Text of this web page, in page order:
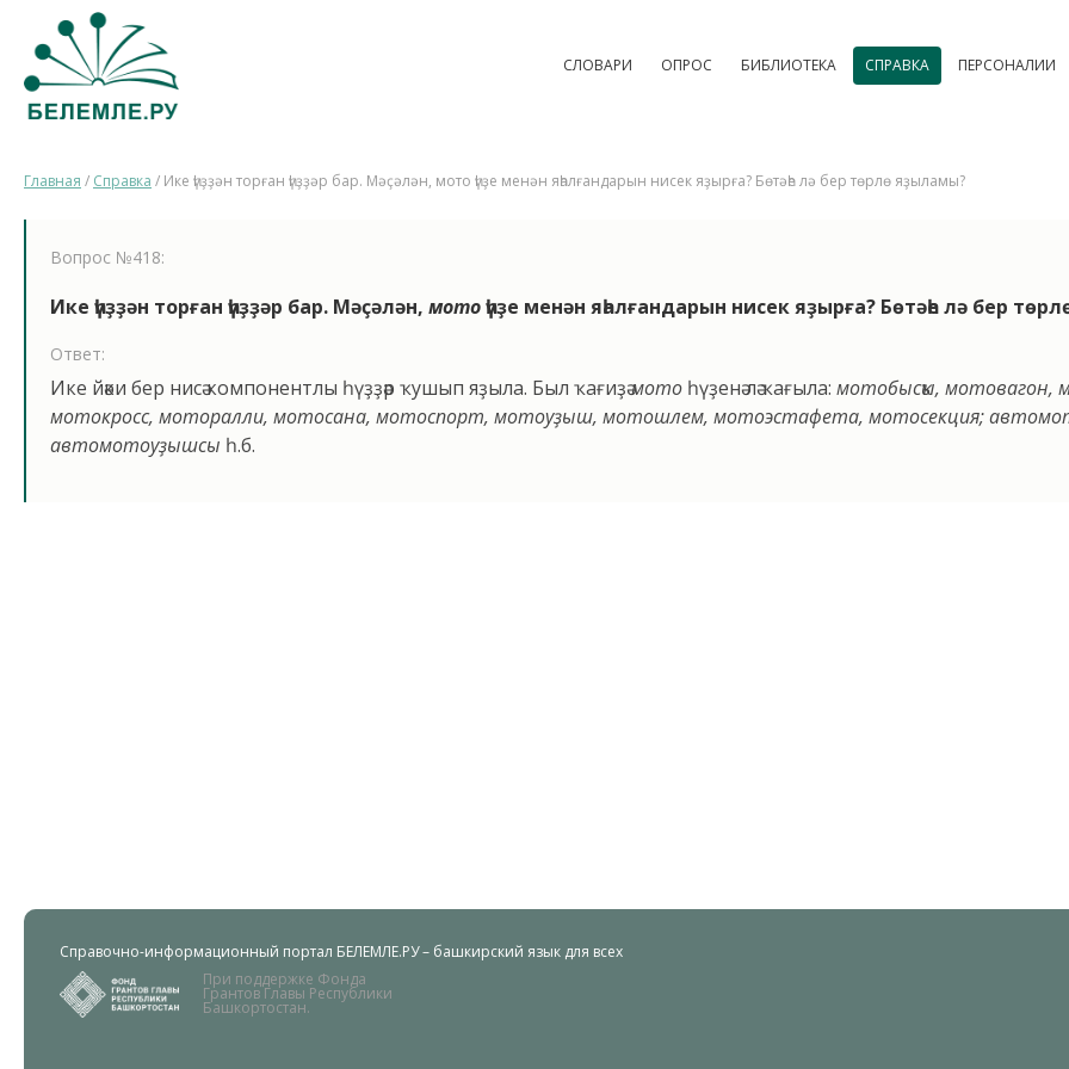
СЛОВАРИ ОПРОС БИБЛИОТЕКА СПРАВКА ПЕРСОНАЛИИ
Главная / Справка / Ике һүҙҙән торған һүҙҙәр бар. Мәҫәлән, мото һүҙе менән яһалғандарын нисек яҙырға? Бөтәһе лә бер төрлө яҙыламы?
Вопрос №418:
Ике һүҙҙән торған һүҙҙәр бар. Мәҫәлән, мотоһүҙе менән яһалғандарын нисек яҙырға? Бөтәһе лә бер
Ответ:
Ике йәки бер нисә компонентлы һүҙҙәр ҡушып яҙыла. Был ҡағиҙәмото һүҙенә лә ҡағыла: мотобысҡы, мотовагон,
мотокросс, моторалли, мотосана, мотоспорт, мотоуҙыш, мотошлем, мотоэстафета, мотосекция;
автомотоуҙышсы һ.б.
Справочно-информационный портал БЕЛЕМЛЕ.РУ – башкирский язык для всех
При поддержке Фонда
Грантов Главы Республики
Башкортостан.